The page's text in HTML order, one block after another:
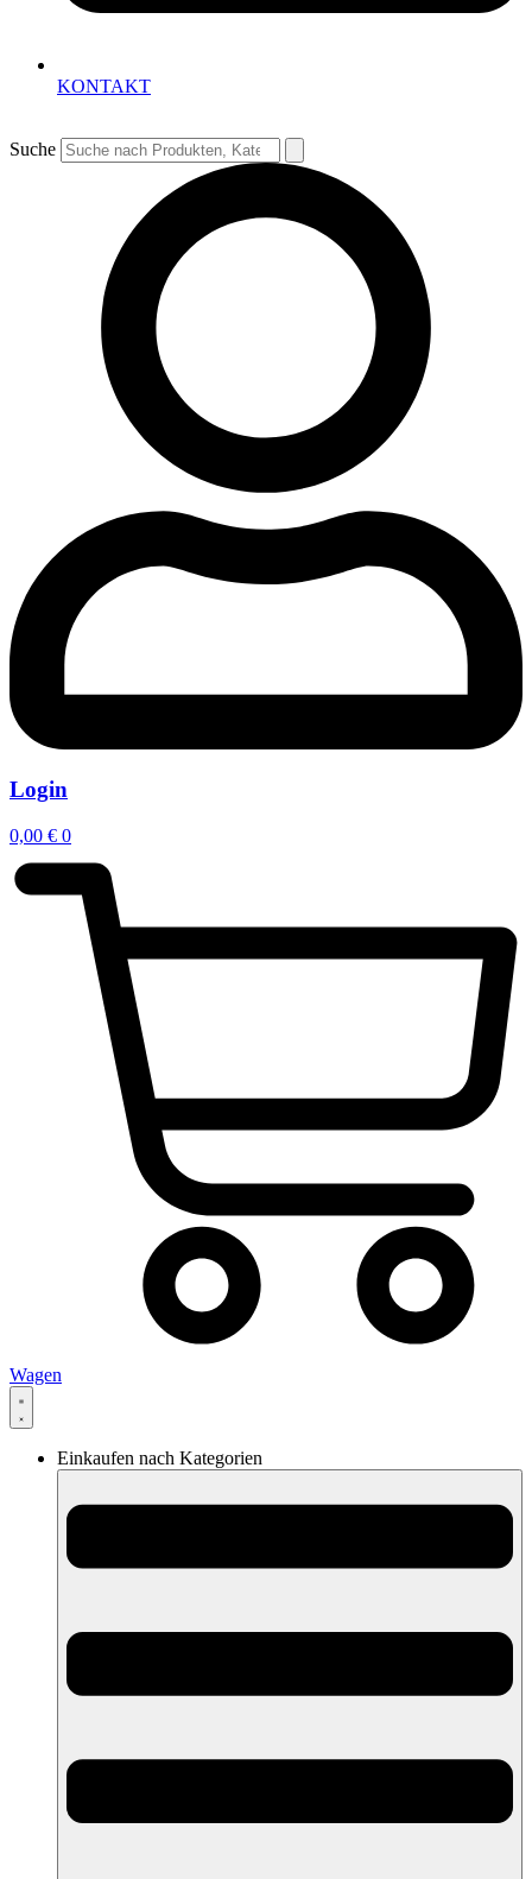
KONTAKT
Suche
Login
0,00 € 0
Wagen
Einkaufen nach Kategorien